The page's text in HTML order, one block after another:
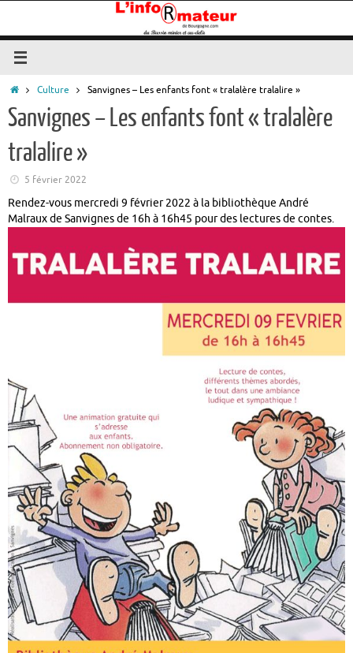
contenu
Accueil
Culture Sanvignes – Les enfants font « tralalère tralalire »
Sanvignes – Les enfants font « tralalère
tralalire »
5 février 2022
Rendez-vous mercredi 9 février 2022 à la bibliothèque André
Malraux de Sanvignes de 16h à 16h45 pour des lectures de contes.